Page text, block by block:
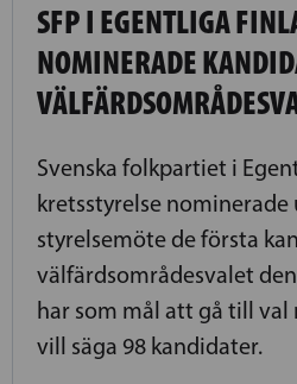
SFP I EGENTLIGA
NOMINERADE
Svenska folkpartiet i
kretsstyrelse
styrelsemöte de första
välfärdsområdesvalet den
har som mål att gå till
vill säga 98 kandidater.